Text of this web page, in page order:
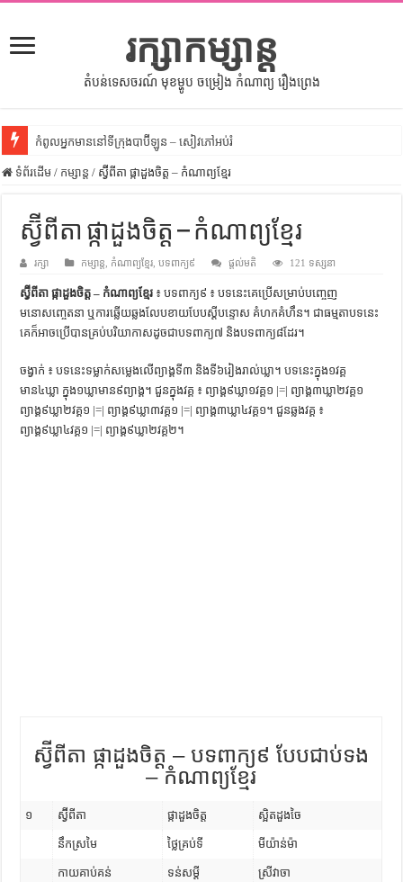
រក្សាកម្សាន្ត
តំបន់ទេសចរណ៍ មុខម្ហូប ចម្រៀង កំណាព្យ រឿងព្រេង
កំពូលអ្នកមាននៅទីក្រុងបាប៊ីឡូន – សៀវភៅអប់រំ
សីលធម៌នៅក្នុងសង្គមខ្មែរ – សៀវភៅចំណេះដឹងទូទៅ
ទំលៀមទម្លាប់ប្រពៃណីជនជាតិចិន – សៀវភៅចំណេះដឹងទូទៅ
ដើមកំណើតអង្គរ – សៀវភៅចំណេះដឹងទូទៅ
ដើមកំណើតជនជាតិខ្មែរ – អត្ថបទស្រាវជ្រាវ
ទំនាក់ទំនងកម្ពុជានិងចិន – សៀវភៅចំណេះដឹងទូទៅ
រដ្ឋបាល និង រដ្ឋបាលវិមជ្ឈការ – អត្ថបទស្រាវជ្រាវ
ការស្វែងយល់អំពី ល្ខោនខោល – សៀវភៅចំណេះដឹងទូទៅ
ទំព័រដើម / កម្សាន្ត / ស្វ៊ីពីតា ផ្កាដួងចិត្ត – កំណាព្យខ្មែរ
ស្វ៊ីពីតា ផ្កាដួងចិត្ត – កំណាព្យខ្មែរ
រក្សា កម្សាន្ត កំណាព្យខ្មែរ ,បទពាក្យ៩ ផ្តល់មតិ 121 ទស្សនា
ស្វ៊ីពីតា ផ្កាដួងចិត្ត – កំណាព្យខ្មែរ ៖ បទពាក្យ៩ ៖ បទនេះគេប្រើសម្រាប់បញ្ចេញ
មនោសញ្ចេតនា ឬការឆ្លើយឆ្លងលែបខាយបែបស្ដីបន្ទោស គំហកគំហឹន។ ជាធម្មតាបទនេះ
គេក៏អាចប្រើបានគ្រប់បរិយាកាសដូចជាបទពាក្យ៧ និងបទពាក្យ៨ដែរ។
ចង្វាក់ ៖ បទនេះទម្លាក់សម្លេងលើព្យាង្គទី៣ និងទី៦រៀងរាល់ឃ្លា។ បទនេះក្នុង១វគ្គ
មាន៤ឃ្លា ក្នុង១ឃ្លាមាន៩ព្យាង្គ។ ជួនក្នុងវគ្គ ៖ ព្យាង្គ៩ឃ្លា១វគ្គ១ |=| ព្យាង្គ៣ឃ្លា២វគ្គ១
ព្យាង្គ៩ឃ្លា២វគ្គ១ |=| ព្យាង្គ៩ឃ្លា៣វគ្គ១ |=| ព្យាង្គ៣ឃ្លា៤វគ្គ១។ ជួនឆ្លងវគ្គ ៖
ព្យាង្គ៩ឃ្លា៤វគ្គ១ |=| ព្យាង្គ៩ឃ្លា២វគ្គ២។
ស្វ៊ីពីតា ផ្កាដួងចិត្ត – បទពាក្យ៩ បែបជាប់ទង
– កំណាព្យខ្មែរ
១ ស្វ៊ីពីតា ផ្កាដួងចិត្ត ស្អិតដួងចៃ
នឹកស្រមៃ ថ្លៃគ្រប់ទី មីយ៉ាន់ម៉ា
កាយគាប់គន់ ទន់សម្តី ស្រីវាចា